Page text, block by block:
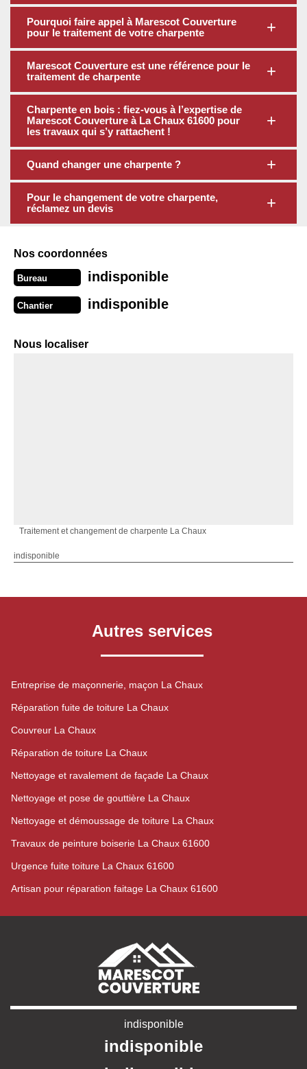
Pourquoi faire appel à Marescot Couverture
pour le traitement de votre charpente
Marescot Couverture est une référence pour le
traitement de charpente
Charpente en bois : fiez-vous à l’expertise de
Marescot Couverture à La Chaux 61600 pour
les travaux qui s’y rattachent !
Quand changer une charpente ?
Pour le changement de votre charpente,
réclamez un devis
Nos coordonnées
Bureau indisponible
Chantier indisponible
Nous localiser
Traitement et changement de charpente La Chaux
indisponible
Autres services
Entreprise de maçonnerie, maçon La Chaux
Réparation fuite de toiture La Chaux
Couvreur La Chaux
Réparation de toiture La Chaux
Nettoyage et ravalement de façade La Chaux
Nettoyage et pose de gouttière La Chaux
Nettoyage et démoussage de toiture La Chaux
Travaux de peinture boiserie La Chaux 61600
Urgence fuite toiture La Chaux 61600
Artisan pour réparation faitage La Chaux 61600
indisponible
indisponible